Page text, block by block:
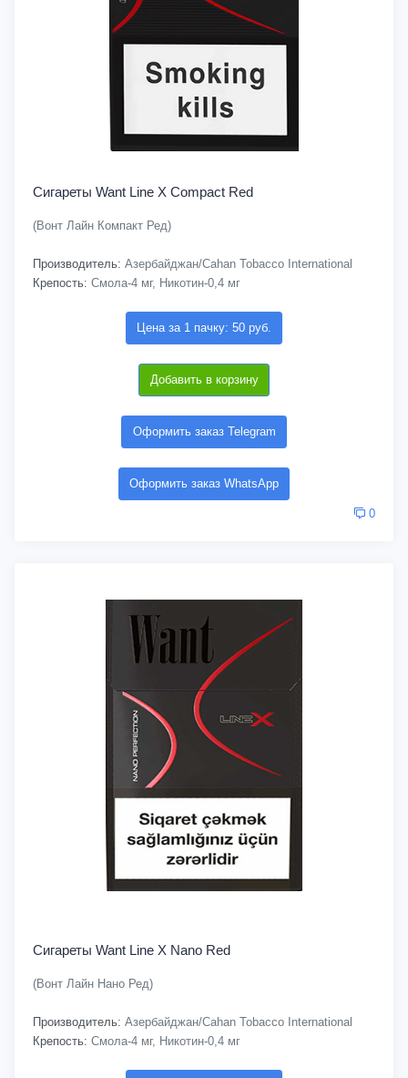
Сигареты Want Line X Compact Red
(Вонт Лайн Компакт Ред)
Производитель: Азербайджан/Cahan Tobacco International
Крепость: Смола-4 мг, Никотин-0,4 мг
Цена за 1 пачку: 50 руб.
Добавить в корзину
Оформить заказ Telegram
Оформить заказ WhatsApp
0
Сигареты Want Line X Nano Red
(Вонт Лайн Нано Ред)
Производитель: Азербайджан/Cahan Tobacco International
Крепость: Смола-4 мг, Никотин-0,4 мг